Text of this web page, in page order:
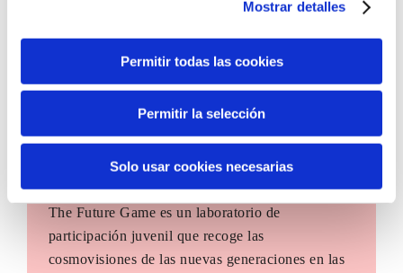
Mostrar detalles
Permitir todas las cookies
Permitir la selección
Solo usar cookies necesarias
The Future Game
The Future Game es un laboratorio de
participación juvenil que recoge las
cosmovisiones de las nuevas generaciones en las